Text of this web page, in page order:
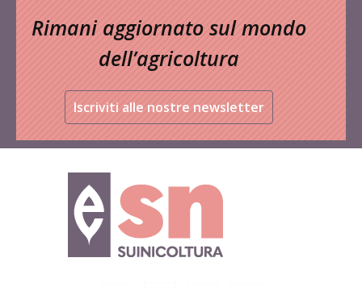
Rimani aggiornato sul mondo
dell’agricoltura
Iscriviti alle nostre newsletter